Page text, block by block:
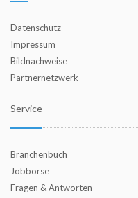
Datenschutz
Impressum
Bildnachweise
Partnernetzwerk
Service
Branchenbuch
Jobbörse
Fragen & Antworten